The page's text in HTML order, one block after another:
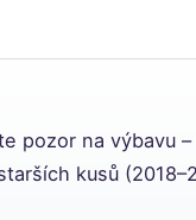
pozor na výbavu
kusů